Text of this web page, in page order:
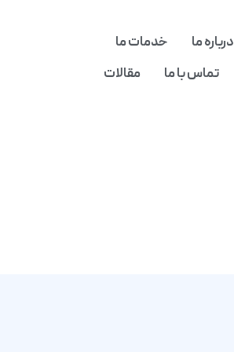
درباره ما
خدمات ما
تماس با ما مقالات